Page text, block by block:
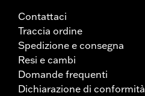
Contattaci
Traccia ordine
Spedizione e consegna
Resi e cambi
Domande frequenti
Dichiarazione di conformità